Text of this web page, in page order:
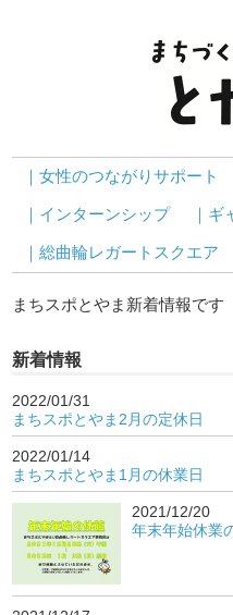
｜女性のつながりサポート
｜インターンシップ ｜
｜総曲輪レガートスクエア
まちスポとやま新着情報です
新着情報
2022/01/31
まちスポとやま2月の定休日
2022/01/14
まちスポとやま1月の休業日
2021/12/20
年末年始休業